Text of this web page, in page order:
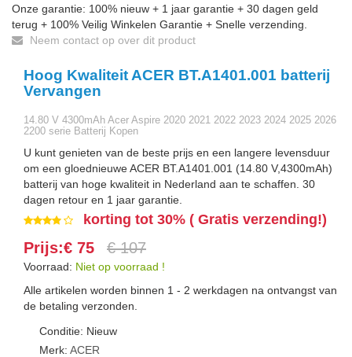
Onze garantie: 100% nieuw + 1 jaar garantie + 30 dagen geld
terug + 100% Veilig Winkelen Garantie + Snelle verzending.
Neem contact op over dit product
Hoog Kwaliteit ACER BT.A1401.001 batterij
Vervangen
14.80 V 4300mAh Acer Aspire 2020 2021 2022 2023 2024 2025 2026
2200 serie Batterij Kopen
U kunt genieten van de beste prijs en een langere levensduur
om een gloednieuwe ACER BT.A1401.001 (14.80 V,4300mAh)
batterij van hoge kwaliteit in Nederland aan te schaffen. 30
dagen retour en 1 jaar garantie.
korting tot 30% ( Gratis verzending!)
Prijs:€ 75 € 107
Voorraad: Niet op voorraad !
Alle artikelen worden binnen 1 - 2 werkdagen na ontvangst van
de betaling verzonden.
Conditie: Nieuw
Merk: ACER